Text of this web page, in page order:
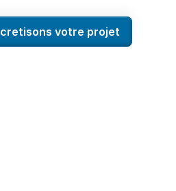
votre projet